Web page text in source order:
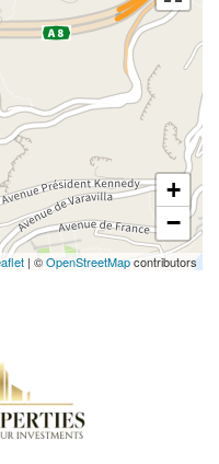
+
−
| ©OpenStreetMapcontributors